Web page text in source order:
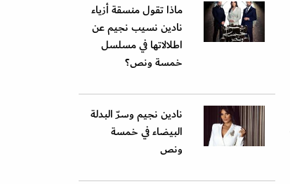
ماذا تقول منسقة أزياء
نادين نسيب نجيم عن
اطلالاتها في مسلسل
خمسة ونص؟
نادين نجيم وسرّ البدلة
البيضاء في خمسة
ونص